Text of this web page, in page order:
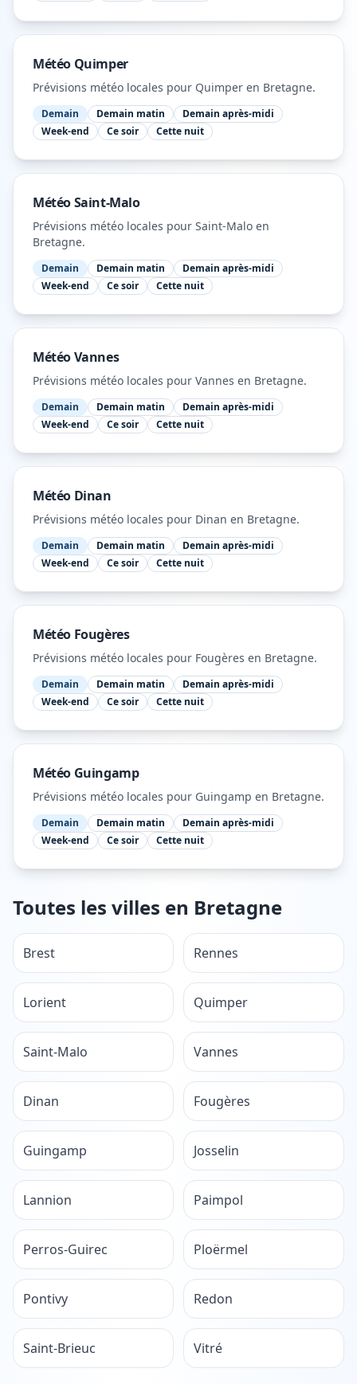
Météo Quimper
Prévisions météo locales pour Quimper en Bretagne.
Demain Demain matin
Demain après-midi
Week-end
Ce soir Cette nuit
MétéoSaint-Malo
Prévisions météo locales pour Saint-Malo en
Bretagne.
Demain Demain matin
Demain après-midi
Week-end
Ce soir Cette nuit
MétéoVannes
Prévisions météo locales pour Vannes en Bretagne.
Demain Demain matin
Demain après-midi
Week-end
Ce soir Cette nuit
Météo Dinan
Prévisions météo locales pour Dinan en Bretagne.
Demain Demain matin
Demain après-midi
Week-end
Ce soir Cette nuit
Météo Fougères
Prévisions météo locales pour Fougères en Bretagne.
Demain Demain matin
Demain après-midi
Week-end
Ce soir Cette nuit
Météo Guingamp
Prévisions météo locales pour Guingamp en Bretagne.
Demain Demain matin
Demain après-midi
Week-end
Ce soir Cette nuit
Toutes les villes en Bretagne
Brest Rennes
Lorient Quimper
Saint-Malo Vannes
Dinan Fougères
Guingamp Josselin
Lannion Paimpol
Perros-Guirec Ploërmel
Pontivy Redon
Saint-Brieuc Vitré